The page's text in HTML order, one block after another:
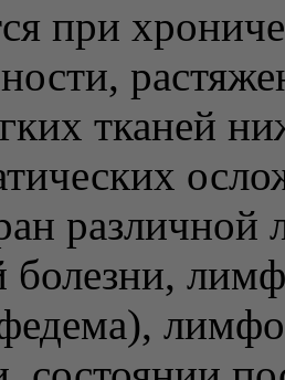
при
тканей
различной
болезни,